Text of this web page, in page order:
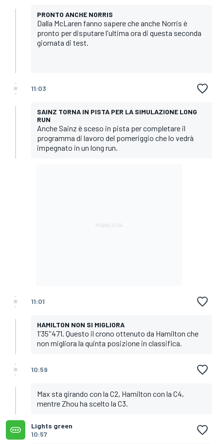
PRONTO ANCHE NORRIS
Dalla McLaren fanno sapere che anche Norris è
pronto per disputare l'ultima ora di questa seconda
giornata di test.
11:03
SAINZ TORNA IN PISTA PER LA SIMULAZIONE LONG
RUN
Anche Sainz è sceso in pista per completare il
programma di lavoro del pomeriggio che lo vedrà
impegnato in un long run.
11:01
HAMILTON NON SI MIGLIORA
1'35''471. Questo il crono ottenuto da Hamilton che
non migliora la quinta posizione in classifica.
10:59
Max sta girando con la C2, Hamilton con la C4,
mentre Zhou ha scelto la C3.
Lights green
10:57